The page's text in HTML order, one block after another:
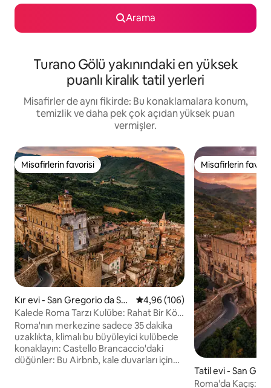
Arama
Turano Gölü yakınındaki en yüksek
puanlı kiralık tatil yerleri
Misafirler de aynı fikirde: Bu konaklamalara konum,
temizlik ve daha pek çok açıdan yüksek puan
vermişler.
Misafirlerin favorisi
Misafirlerin favorisi
Kır evi - San Gregorio da Sas
sola
5 üzerinden ortalama 4,96
4,96 (106)
Kalede Roma Tarzı Kulübe: Rahat Bir Köy
Kaçamağı
Roma'nın merkezine sadece 35 dakika
uzaklıkta, klimalı bu büyüleyici kulübede
konaklayın: Castello Brancaccio'daki
düğünler: Bu Airbnb, kale duvarları içinde
Misafirlerin
Misafirlerin
Tatil evi - San
assola
Roma'da Kaçış: